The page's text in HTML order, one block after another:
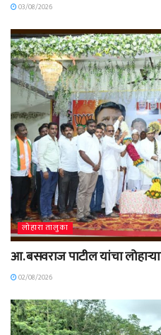
03/08/2026
लोहारा तालुका
आ. बसवराज पाटील यांचा
02/08/2026